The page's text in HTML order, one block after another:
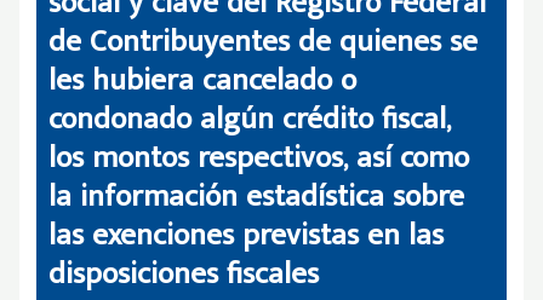
de Contribuyentes de quienes se
les hubiera cancelado o
condonado algún crédito fiscal,
los montos respectivos, así como
la información estadística sobre
las exenciones previstas en las
disposiciones fiscales